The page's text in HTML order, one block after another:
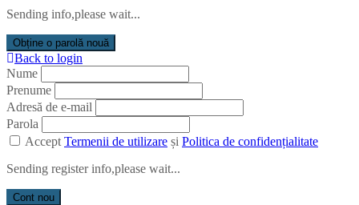
Sending info,please wait...
Obține o parolă nouă
Back to login
Nume
Prenume
Adresă de e-mail
Parola
Accept Termenii de utilizare și Politica de confidențialitate
Sending register info,please wait...
Cont nou